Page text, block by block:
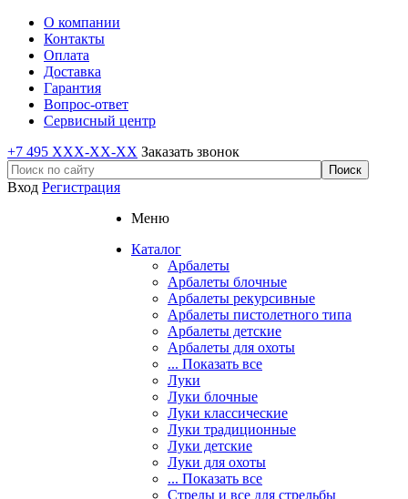
О компании
Контакты
Оплата
Доставка
Гарантия
Вопрос-ответ
Сервисный центр
+7 495 XXX-XX-XX Заказать звонок
Вход Регистрация
Меню
Каталог
Арбалеты
Арбалеты блочные
Арбалеты рекурсивные
Арбалеты пистолетного типа
Арбалеты детские
Арбалеты для охоты
... Показать все
Луки
Луки блочные
Луки классические
Луки традиционные
Луки детские
Луки для охоты
... Показать все
Стрелы и все для стрельбы